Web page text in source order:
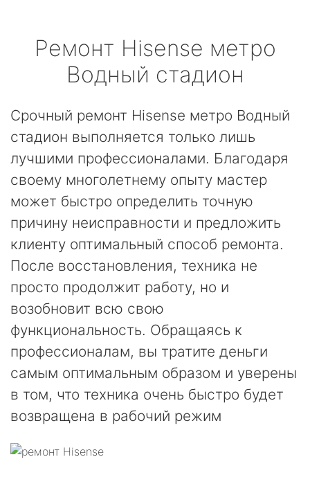
Ремонт Hisense метро
Водный стадион
Срочный ремонт Hisense метро Водный
стадион выполняется только лишь
лучшими профессионалами. Благодаря
своему многолетнему опыту мастер
может быстро определить точную
причину неисправности и предложить
клиенту оптимальный способ ремонта.
После восстановления, техника не
просто продолжит работу, но и
возобновит всю свою
функциональность. Обращаясь к
профессионалам, вы тратите деньги
самым оптимальным образом и уверены
в том, что техника очень быстро будет
возвращена в рабочий режим